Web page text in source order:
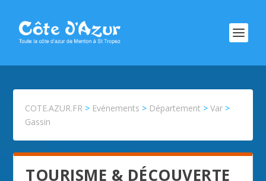
COTE.AZUR.FR > Evénements > Département >Var >
Gassin
TOURISME & DÉCOUVERTE